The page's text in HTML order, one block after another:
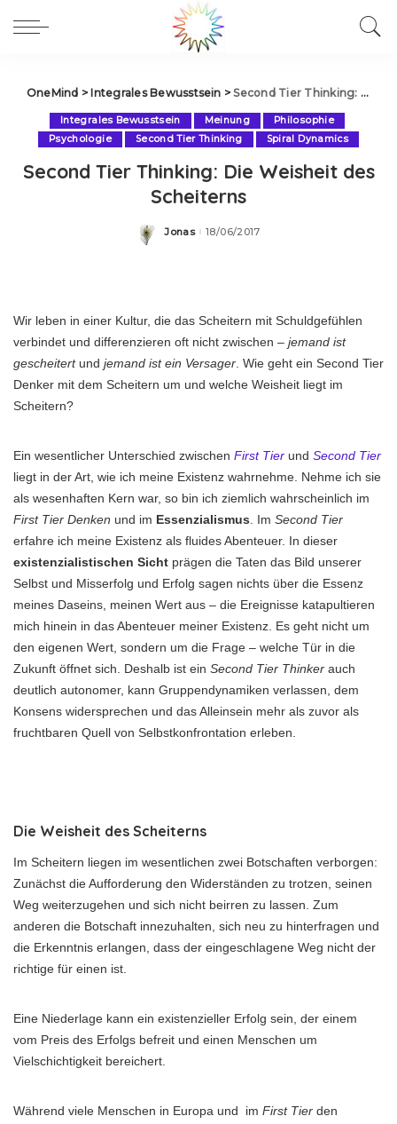
OneMind > Integrales Bewusstsein >Second Tier Thinking: Die Weisheit des Scheiterns
Integrales Bewusstsein Meinung
Philosophie
Psychologie
Second Tier Thinking Spiral Dynamics
Second Tier Thinking: Die Weisheit des
Scheiterns
Posted
Jonas 18/06/2017
Wir leben in einer Kultur, die das Scheitern mit Schuldgefühlen
verbindet und differenzieren oft nicht zwischen – jemand ist
gescheitertund jemand ist ein Versager . Wie geht ein Second Tier
Denker mit dem Scheitern um und welche Weisheit liegt im
Scheitern?
Ein wesentlicher Unterschied zwischen First Tier und Second Tier
liegt in der Art, wie ich meine Existenz wahrnehme. Nehme ich sie
als wesenhaften Kern war, so bin ich ziemlich wahrscheinlich im
First Tier Denken und im Essenzialismus . Im Second Tier
erfahre ich meine Existenz als fluides Abenteuer. In dieser
existenzialistischen Sicht prägen die Taten das Bild unserer
Selbst und Misserfolg und Erfolg sagen nichts über die Essenz
meines Daseins, meinen Wert aus – die Ereignisse katapultieren
mich hinein in das Abenteuer meiner Existenz. Es geht nicht um
den eigenen Wert, sondern um die Frage – welche Tür in die
Zukunft öffnet sich. Deshalb ist ein Second Tier Thinker auch
deutlich autonomer, kann Gruppendynamiken verlassen, dem
Konsens widersprechen und das Alleinsein mehr als zuvor als
fruchtbaren Quell von Selbstkonfrontation erleben.
Die Weisheit des Scheiterns
Im Scheitern liegen im wesentlichen zwei Botschaften verborgen:
Zunächst die Aufforderung den Widerständen zu trotzen, seinen
Weg weiterzugehen und sich nicht beirren zu lassen. Zum
anderen die Botschaft innezuhalten, sich neu zu hinterfragen und
die Erkenntnis erlangen, dass der eingeschlagene Weg nicht der
richtige für einen ist.
Eine Niederlage kann ein existenzieller Erfolg sein, der einem
vom Preis des Erfolgs befreit und einen Menschen um
Vielschichtigkeit bereichert.
Während viele Menschen in Europa und im First Tier den